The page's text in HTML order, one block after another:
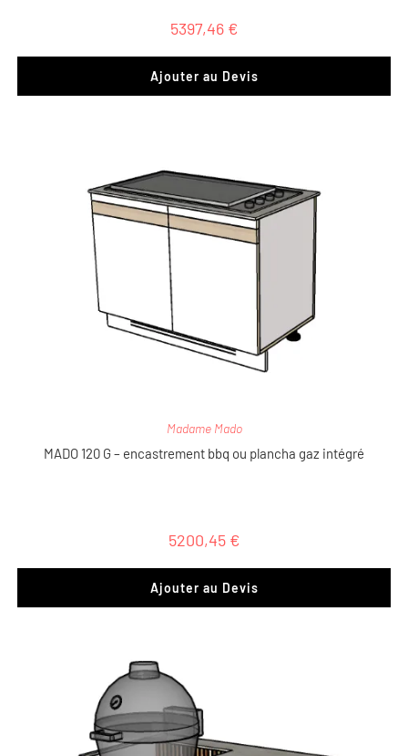
5397,46 €
Ajouter au Devis
Madame Mado
MADO 120 G – encastrement bbq ou plancha gaz intégré
5200,45 €
Ajouter au Devis